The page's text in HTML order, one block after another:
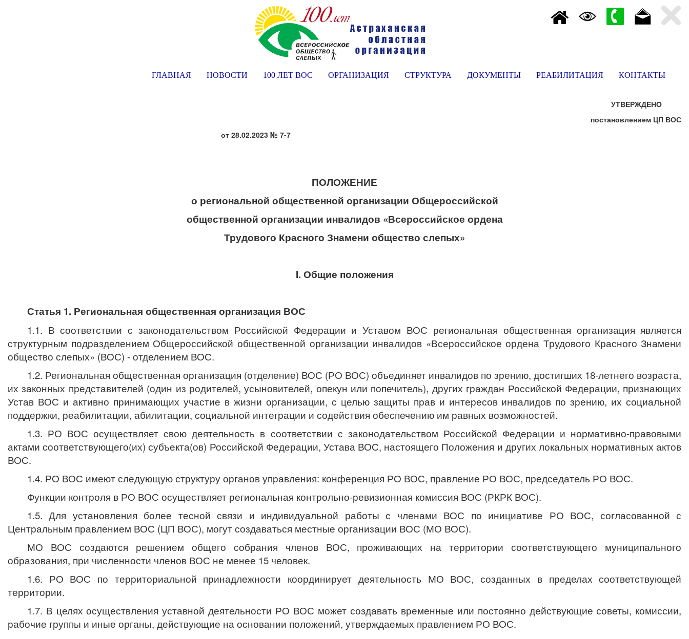
ГЛАВНАЯ НОВОСТИ 100 ЛЕТ ВОС ОРГАНИЗАЦИЯ СТРУКТУРА ДОКУМЕНТЫ РЕАБИЛИТАЦИЯ КОНТАКТЫ
УТВЕРЖДЕНО
постановлением ЦП ВОС
от 28.02.2023 № 7-7
ПОЛОЖЕНИЕ
о региональной общественной организации Общероссийской
общественной организации инвалидов «Всероссийское ордена
Трудового Красного Знамени общество слепых»
I. Общие положения
Статья 1. Региональная общественная организация ВОС
1.1. В соответствии с законодательством Российской Федерации и Уставом ВОС региональная общественная организация является
структурным подразделением Общероссийской общественной организации инвалидов «Всероссийское ордена Трудового Красного Знамени
общество слепых» (ВОС) - отделением ВОС.
1.2. Региональная общественная организация (отделение) ВОС (РО ВОС) объединяет инвалидов по зрению, достигших 18-летнего возраста,
их законных представителей (один из родителей, усыновителей, опекун или попечитель), других граждан Российской Федерации, признающих
Устав ВОС и активно принимающих участие в жизни организации, с целью защиты прав и интересов инвалидов по зрению, их социальной
поддержки, реабилитации, абилитации, социальной интеграции и содействия обеспечению им равных возможностей.
1.3. РО ВОС осуществляет свою деятельность в соответствии с законодательством Российской Федерации и нормативно-правовыми
актами соответствующего(их) субъекта(ов) Российской Федерации, Устава ВОС, настоящего Положения и других локальных нормативных актов
ВОС.
1.4. РО ВОС имеют следующую структуру органов управления: конференция РО ВОС, правление РО ВОС, председатель РО ВОС.
Функции контроля в РО ВОС осуществляет региональная контрольно-ревизионная комиссия ВОС (РКРК ВОС).
1.5. Для установления более тесной связи и индивидуальной работы с членами ВОС по инициативе РО ВОС, согласованной с
Центральным правлением ВОС (ЦП ВОС), могут создаваться местные организации ВОС (МО ВОС).
МО ВОС создаются решением общего собрания членов ВОС, проживающих на территории соответствующего муниципального
образования, при численности членов ВОС не менее 15 человек.
1.6. РО ВОС по территориальной принадлежности координирует деятельность МО ВОС, созданных в пределах соответствующей
территории.
1.7. В целях осуществления уставной деятельности РО ВОС может создавать временные или постоянно действующие советы, комиссии,
рабочие группы и иные органы, действующие на основании положений, утверждаемых правлением РО ВОС.